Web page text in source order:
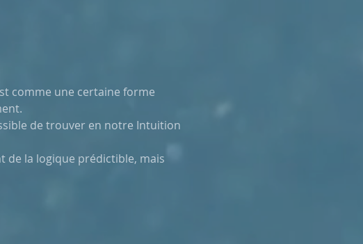
comme une certaine forme
de trouver en notre Intuition
de la logique prédictible, mais